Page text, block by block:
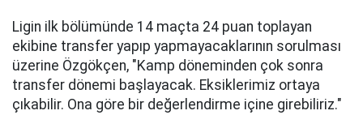
Ligin ilk bölümünde 14 maçta 24 puan toplayan
ekibine transfer yapıp yapmayacaklarının sorulması
üzerine Özgökçen, "Kamp döneminden çok sonra
transfer dönemi başlayacak. Eksiklerimiz ortaya
çıkabilir. Ona göre bir değerlendirme içine girebiliriz."